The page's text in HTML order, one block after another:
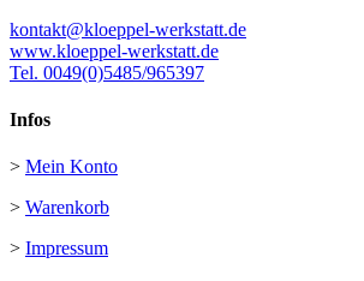
kontakt@kloeppel-werkstatt.de
www.kloeppel-werkstatt.de
Tel. 0049(0)5485/965397
Infos
> Mein Konto
> Warenkorb
> Impressum